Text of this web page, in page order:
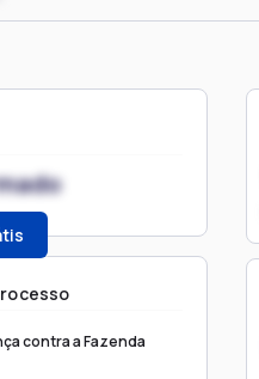
contra a Fazenda